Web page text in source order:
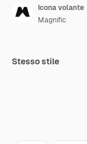
Icona volante
Magnific
Stesso stile